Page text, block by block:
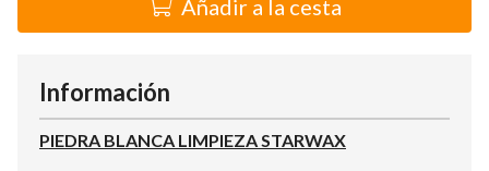
Añadir a la cesta
Información
PIEDRA BLANCA LIMPIEZA STARWAX